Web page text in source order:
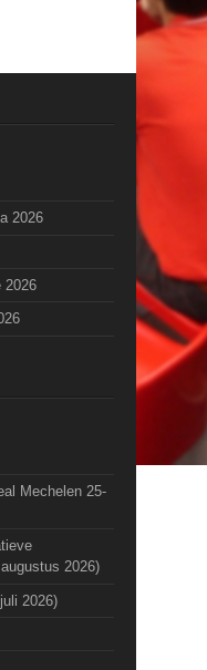
2026
2026
Mechelen 25-
2026)
2026)